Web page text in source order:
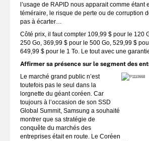
l’usage de RAPID nous apparait comme étant
téméraire, le risque de perte ou de corruption
pas à écarter…
Côté prix, il faut compter 109,99 $ pour le 120
250 Go, 369,99 $ pour le 500 Go, 529,99 $
649,99 $ pour le 1 To. Le tout avec une
Affirmer sa présence sur le segment des
Le marché grand public n’est
toutefois pas le seul dans la
lorgnette du géant coréen. Car
toujours à l’occasion de son SSD
Global Summit, Samsung a souhaité
montrer que sa stratégie de
conquête du marchés des
entreprises était en route. Le Coréen